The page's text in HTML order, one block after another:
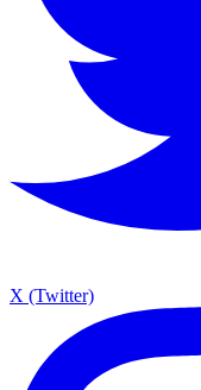
X (Twitter)